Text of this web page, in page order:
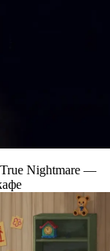
Nightmare —